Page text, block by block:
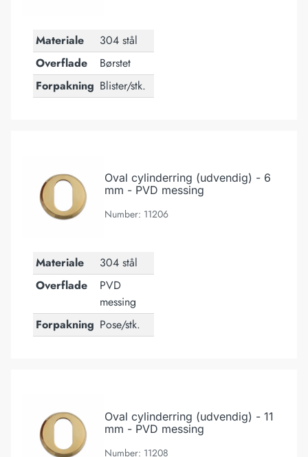
Materiale
304 stål
Overflade
Børstet
Forpakning Blister/stk.
Oval cylinderring (udvendig) - 6
mm - PVD messing
Number: 11206
Materiale
304 stål
Overflade
PVD
messing
Forpakning Pose/stk.
Oval cylinderring (udvendig) - 11
mm - PVD messing
Number: 11208